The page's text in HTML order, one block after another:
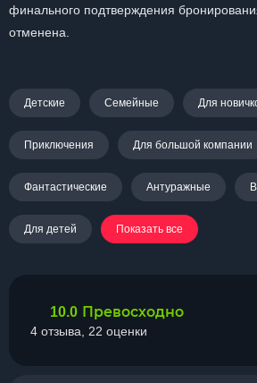
финального подтверждения
отменена.
Детские Семейные Для
Приключения Для большой компании
Фантастические Антуражные
Для детей Показать все
10.0 Превосходно
4 отзыва, 22 оценки